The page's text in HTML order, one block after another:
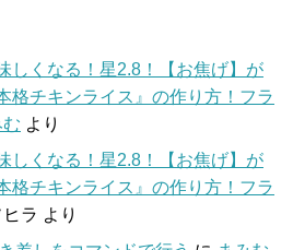
しくなる！星2.8！【お焦げ】が
格チキンライス』の作り方！フラ
む より
しくなる！星2.8！【お焦げ】が
格チキンライス』の作り方！フラ
ヒラ より